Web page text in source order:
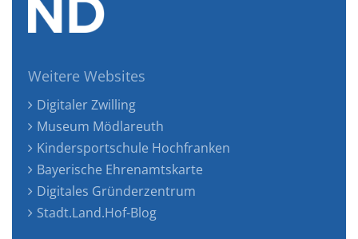
Weitere Websites
Digitaler Zwilling
Museum Mödlareuth
Kindersportschule Hochfranken
Bayerische Ehrenamtskarte
Digitales Gründerzentrum
Stadt.Land.Hof-Blog